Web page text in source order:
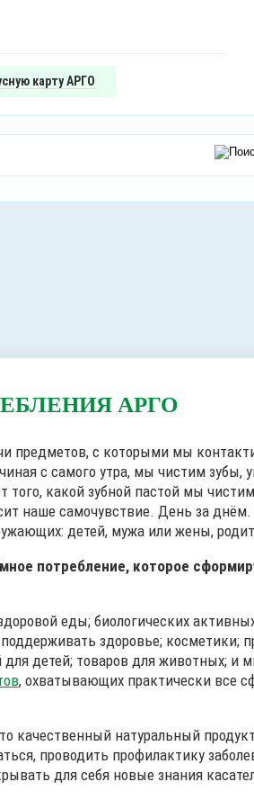
карту АРГО
АРГО
предметов, с которыми мы
с самого утра, мы чистим зубы,
того, какой зубной пастой мы
наше самочувствие. День за
детей, мужа или жены,
потребление, которое
еды; биологических
поддерживать здоровье; косметики;
детей; товаров для животных; и
, охватывающих практически все
качественный натуральный
проводить профилактику
для себя новые знания